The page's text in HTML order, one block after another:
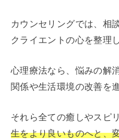
カウンセリングでは、相
クライエントの心を整理
心理療法なら、悩みの解
関係や生活環境の改善を
それら全ての癒しやスピ
生をより良いものへと、